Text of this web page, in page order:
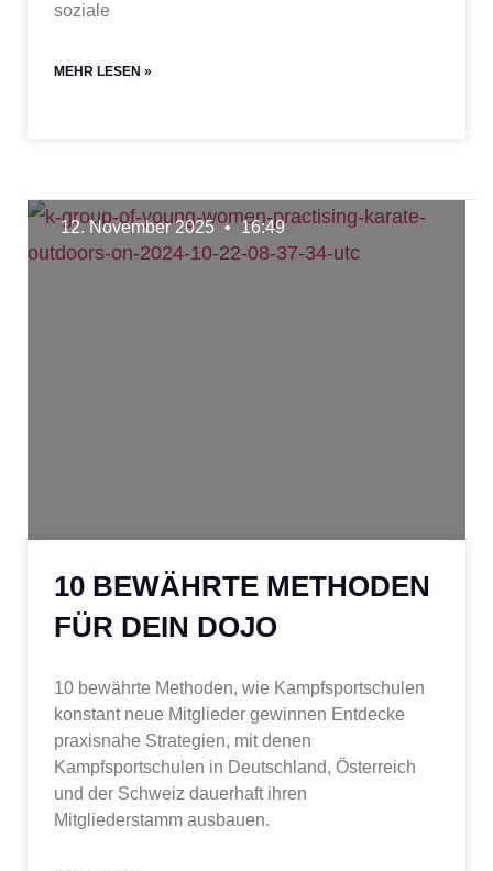
soziale
MEHR LESEN »
10 BEWÄHRTE METHODEN
FÜR DEIN DOJO
10 bewährte Methoden, wie Kampfsportschulen
konstant neue Mitglieder gewinnen Entdecke
praxisnahe Strategien, mit denen
Kampfsportschulen in Deutschland, Österreich
und der Schweiz dauerhaft ihren
Mitgliederstamm ausbauen.
12. November 2025 16:49